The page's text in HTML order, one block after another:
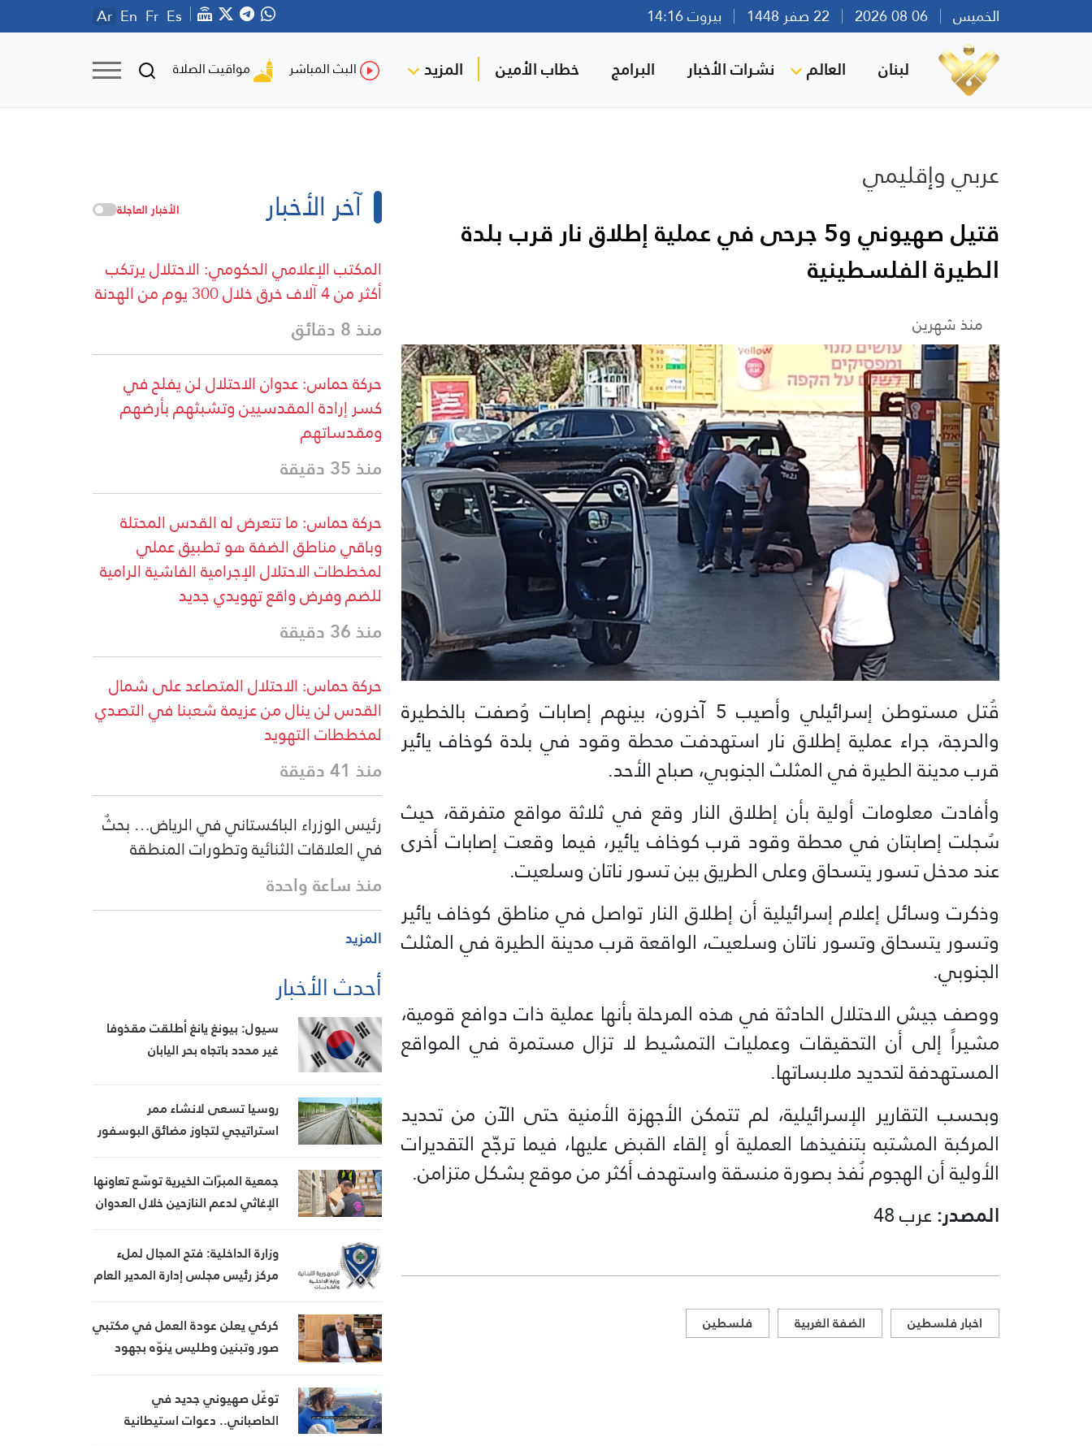
الخميس بيروت 14:16 Ar En Fr Es
لبنان العالم نشرات الأخبار البرامج خطاب الأمين المزيد البث المباشر مواقيت الصلاة
عربي وإقليمي
قتيل صهيوني و5 جرحى في عملية إطلاق نار قرب بلدة
الطيرة الفلسطينية
منذ شهرين
قُتل مستوطن إسرائيلي وأصيب 5 آخرون، بينهم إصابات وُصفت بالخطيرة
والحرجة، جراء عملية إطلاق نار استهدفت محطة وقود في بلدة كوخاف يائير
قرب مدينة الطيرة في المثلث الجنوبي، صباح الأحد.
وأفادت معلومات أولية بأن إطلاق النار وقع في ثلاثة مواقع متفرقة، حيث
سُجلت إصابتان في محطة وقود قرب كوخاف يائير، فيما وقعت إصابات أخرى
عند مدخل تسور يتسحاق وعلى الطريق بين تسور ناتان وسلعيت.
وذكرت وسائل إعلام إسرائيلية أن إطلاق النار تواصل في مناطق كوخاف يائير
وتسور يتسحاق وتسور ناتان وسلعيت، الواقعة قرب مدينة الطيرة في المثلث
الجنوبي.
ووصف جيش الاحتلال الحادثة في هذه المرحلة بأنها عملية ذات دوافع قومية،
مشيراً إلى أن التحقيقات وعمليات التمشيط لا تزال مستمرة في المواقع
المستهدفة لتحديد ملابساتها.
وبحسب التقارير الإسرائيلية، لم تتمكن الأجهزة الأمنية حتى الآن من تحديد
المركبة المشتبه بتنفيذها العملية أو إلقاء القبض عليها، فيما ترجّح التقديرات
الأولية أن الهجوم نُفذ بصورة منسقة واستهدف أكثر من موقع بشكل متزامن.
المصدر:عرب 48
اخبار فلسطين الضفة الغربية فلسطين
آخر الأخبار الأخبار العاجلة
المكتب الإعلامي الحكومي: الاحتلال يرتكب
أكثر من 4 آلاف خرق خلال 300 يوم من الهدنة
منذ 8 دقائق
حركة حماس: عدوان الاحتلال لن يفلح في
كسر إرادة المقدسيين وتشبثهم بأرضهم
ومقدساتهم
منذ 35 دقيقة
حركة حماس: ما تتعرض له القدس المحتلة
وباقي مناطق الضفة هو تطبيق عملي
لمخططات الاحتلال الإجرامية الفاشية الرامية
للضم وفرض واقع تهويدي جديد
منذ 36 دقيقة
حركة حماس: الاحتلال المتصاعد على شمال
القدس لن ينال من عزيمة شعبنا في التصدي
لمخططات التهويد
منذ 41 دقيقة
رئيس الوزراء الباكستاني في الرياض… بحثٌ
في العلاقات الثنائية وتطورات المنطقة
منذ ساعة واحدة
المزيد
أحدث الأخبار
سيول: بيونغ يانغ أطلقت مقذوفا
غير محدد باتجاه بحر اليابان
روسيا تسعى لانشاء ممر
استراتيجي لتجاوز مضائق البوسفور
جمعية المبرّات الخيرية توسّع تعاونها
الإغاثي لدعم النازحين خلال العدوان
وزارة الداخلية: فتح المجال لملء
مركز رئيس مجلس إدارة المدير العام
والمركبات
كركي يعلن عودة العمل في مكتبي
صور وتبنين وطليس ينوّه بجهود
توغّل صهيوني جديد في
الحاصباني.. دعوات استيطانية